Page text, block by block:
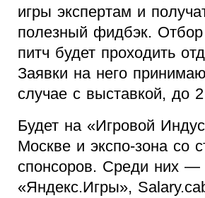
игры экспертам и
полезный фидбэк.
питч будет проходить
Заявки на него
случае с выставкой, до
Будет на «Игровой
Москве и экспо-зона со
спонсоров. Среди них —
«Яндекс.Игры»,